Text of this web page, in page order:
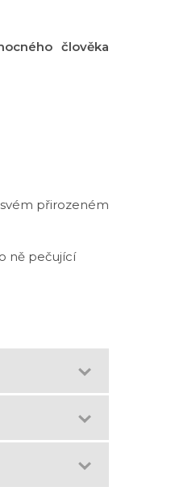
člověka
přirozeném
ně pečující